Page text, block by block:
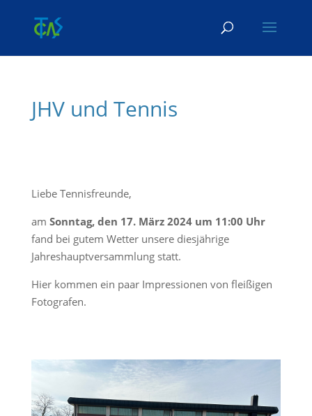
Skip To Content
JHV und Tennis
Liebe Tennisfreunde,
am Sonntag, den 17. März 2024 um 11:00 Uhr
fand bei gutem Wetter unsere diesjährige
Jahreshauptversammlung statt.
Hier kommen ein paar Impressionen von fleißigen
Fotografen.